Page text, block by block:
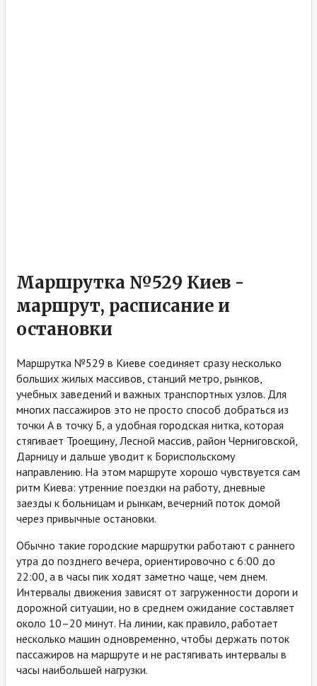
Маршрутка №529 Киев -
маршрут, расписание и
остановки
Маршрутка №529 в Киеве соединяет сразу несколько
больших жилых массивов, станций метро, рынков,
учебных заведений и важных транспортных узлов. Для
многих пассажиров это не просто способ добраться из
точки А в точку Б, а удобная городская нитка, которая
стягивает Троещину, Лесной массив, район Черниговской,
Дарницу и дальше уводит к Бориспольскому
направлению. На этом маршруте хорошо чувствуется сам
ритм Киева: утренние поездки на работу, дневные
заезды к больницам и рынкам, вечерний поток домой
через привычные остановки.
Обычно такие городские маршрутки работают с раннего
утра до позднего вечера, ориентировочно с 6:00 до
22:00, а в часы пик ходят заметно чаще, чем днем.
Интервалы движения зависят от загруженности дороги и
дорожной ситуации, но в среднем ожидание составляет
около 10–20 минут. На линии, как правило, работает
несколько машин одновременно, чтобы держать поток
пассажиров на маршруте и не растягивать интервалы в
часы наибольшей нагрузки.